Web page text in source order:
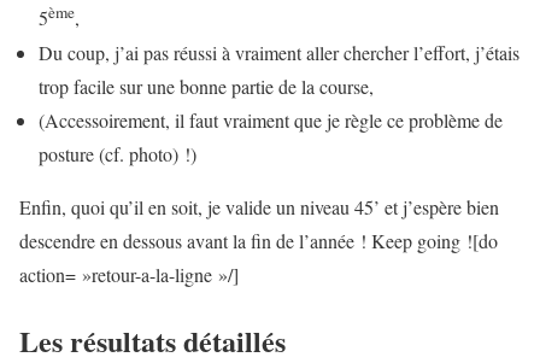
5ème,
Du coup, j’ai pas réussi à vraiment aller chercher l’effort, j’étais
trop facile sur une bonne partie de la course,
(Accessoirement, il faut vraiment que je règle ce problème de
posture (cf. photo) !)
Enfin, quoi qu’il en soit, je valide un niveau 45’ et j’espère bien
descendre en dessous avant la fin de l’année ! Keep going ![do
action= »retour-a-la-ligne »/]
Les résultats détaillés